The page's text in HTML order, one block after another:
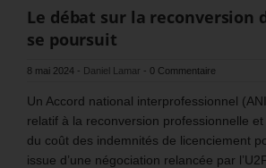
Le débat sur la reconversion
se poursuit
8 mai 2024 - Daniel Lamar - 0 Commentaire
Un Accord national interprofessionnel
relatif à la reconversion professionnelle
du coût des indemnités de licenciement
issue d’une négociation relancée par